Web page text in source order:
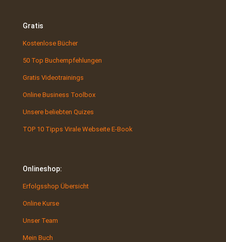
Gratis
Kostenlose Bücher
50 Top Buchempfehlungen
Gratis Videotrainings
Online Business Toolbox
Unsere beliebten Quizes
TOP 10 Tipps Virale Webseite E-Book
Onlineshop:
Erfolgsshop Übersicht
Online Kurse
Unser Team
Mein Buch